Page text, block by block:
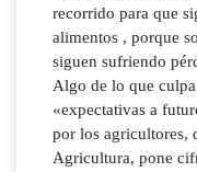
recorrido para que
alimentos , porque
siguen sufriendo
Algo de lo que
«expectativas a
por los agricultores,
Agricultura, pone